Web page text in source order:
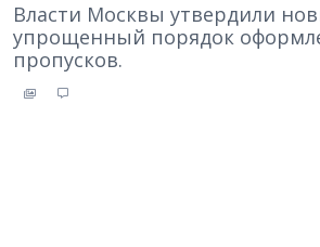
Власти Москвы утвердили
упрощенный порядок
пропусков.